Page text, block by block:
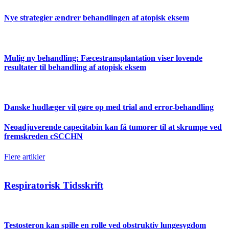
Nye strategier ændrer behandlingen af atopisk eksem
Mulig ny behandling: Fæcestransplantation viser lovende
resultater til behandling af atopisk eksem
Danske hudlæger vil gøre op med trial and error-behandling
Neoadjuverende capecitabin kan få tumorer til at skrumpe ved
fremskreden cSCCHN
Flere artikler
Respiratorisk Tidsskrift
Testosteron kan spille en rolle ved obstruktiv lungesygdom